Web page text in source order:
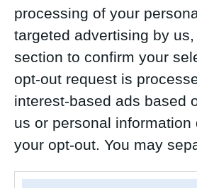
processing of your
targeted advertising by
section to confirm your
opt-out request is
interest-based ads based
us or personal
your opt-out. You may